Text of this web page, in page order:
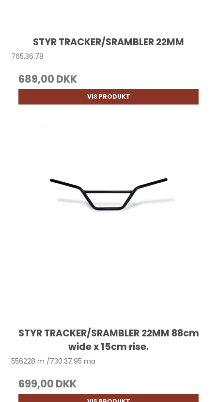
STYR TRACKER/SRAMBLER 22MM
765.36.78
689,00 DKK
VIS PRODUKT
STYR TRACKER/SRAMBLER 22MM 88cm
wide x 15cm rise.
556228 m /730.37.95 ma
699,00 DKK